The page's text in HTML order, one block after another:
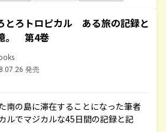
とろトロピカル ある旅の記録と
。 第4巻
発売
南の島に滞在することになった筆者
ルでマジカルな45日間の記録と記